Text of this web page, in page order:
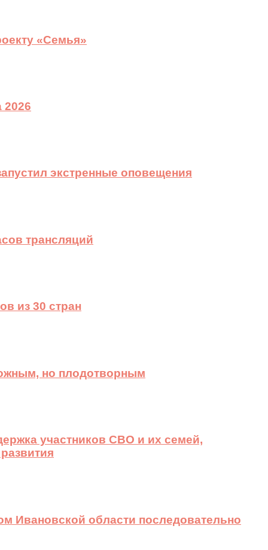
«Семья»
2026
экстренные оповещения
трансляций
из 30 стран
но плодотворным
участников СВО и их семей,
Ивановской области последовательно